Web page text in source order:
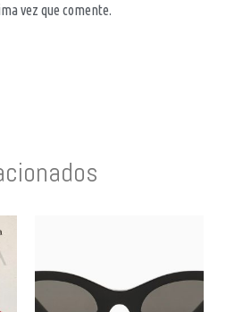
vez que comente.